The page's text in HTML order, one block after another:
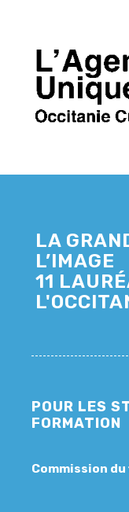
LA
L’IMAGE
11
POUR LES
FORMATION
Commission